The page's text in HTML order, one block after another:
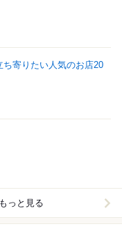
寄りたい人気のお店20
っと見る